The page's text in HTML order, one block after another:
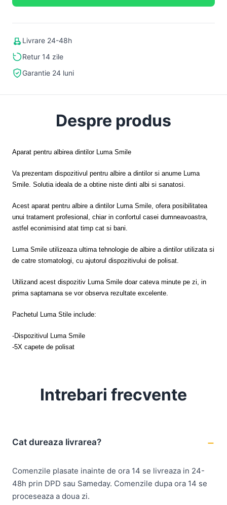
Livrare 24-48h
Retur 14 zile
Garantie 24 luni
Despre produs
Aparat pentru albirea dintilor Luma Smile
Va prezentam dispozitivul pentru albire a dintilor si anume Luma
Smile. Solutia ideala de a obtine niste dinti albi si sanatosi.
Acest aparat pentru albire a dintilor Luma Smile, ofera posibilitatea
unui tratament profesional, chiar in confortul casei dumneavoastra,
astfel econimisind atat timp cat si bani.
Luma Smile utilizeaza ultima tehnologie de albire a dintilor utilizata si
de catre stomatologi, cu ajutorul dispozitivului de polisat.
Utilizand acest dispozitiv Luma Smile doar cateva minute pe zi, in
prima saptamana se vor observa rezultate excelente.
Pachetul Luma Stile include:
-Dispozitivul Luma Smile
-5X capete de polisat
Intrebari frecvente
Cat dureaza livrarea?
Comenzile plasate inainte de ora 14 se livreaza in 24-
48h prin DPD sau Sameday. Comenzile dupa ora 14 se
proceseaza a doua zi.